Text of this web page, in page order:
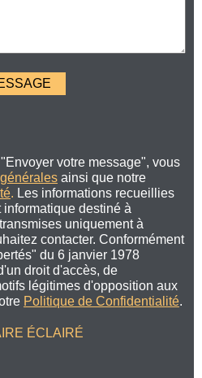
votre message", vous
ainsi que notre
. Les informations recueillies
destiné à
uniquement à
contacter. Conformément
du 6 janvier 1978
droit d'accès, de
légitimes d'opposition aux
Politique de Confidentialité.
ÉCLAIRÉ